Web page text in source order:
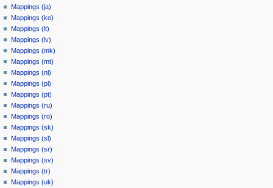
Mappings (ja)
Mappings (ko)
Mappings (lt)
Mappings (lv)
Mappings (mk)
Mappings (mt)
Mappings (nl)
Mappings (pl)
Mappings (pt)
Mappings (ru)
Mappings (ro)
Mappings (sk)
Mappings (sl)
Mappings (sr)
Mappings (sv)
Mappings (tr)
Mappings (uk)